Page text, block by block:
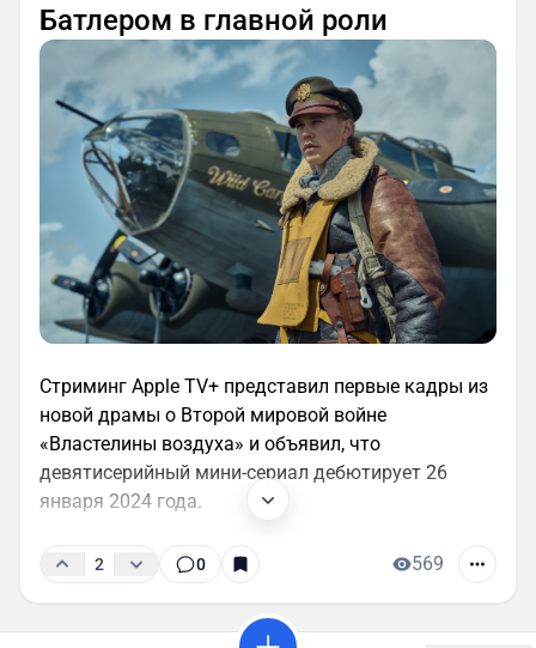
Батлером в главной роли
Стриминг Apple TV+ представил первые кадры из
новой драмы о Второй мировой войне
«Властелины воздуха» и объявил, что
девятисерийный мини-сериал дебютирует 26
января 2024 года.
2 0 569